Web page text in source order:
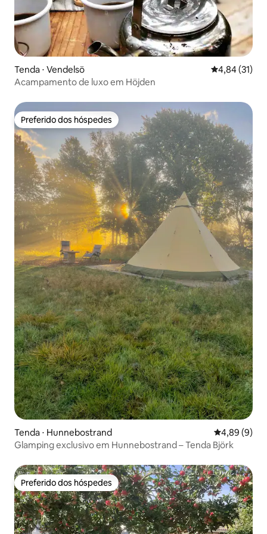
Tenda ⋅ Vendelsö 4,84 de uma
4,84 (31)
Acampamento de luxo em Höjden
Preferido dos hóspedes
Preferido dos hóspedes
Tenda ⋅ Hunnebostrand 4,89 de uma
4,89 (9)
Glamping exclusivo em Hunnebostrand – Tenda Björk
Preferido dos hóspedes
Preferido dos hóspedes